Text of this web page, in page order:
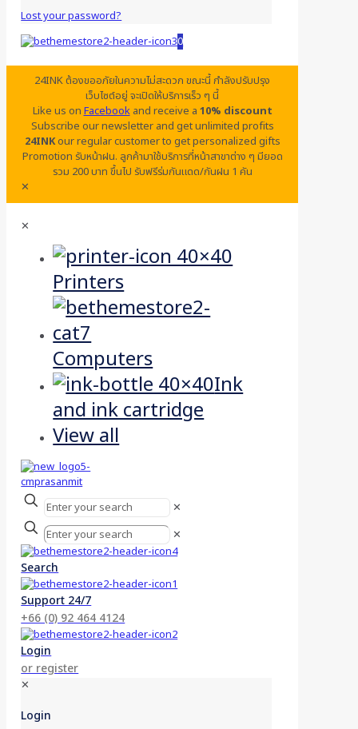
Lost your password?
0
24INK ต้องขออภัยในความไม่สะดวก ขณะนี้ กำลังปรับปรุง
เว็บไซต์อยู่ จะเปิดให้บริการเร็ว ๆ นี้
Like us onFacebookand receive a 10% discount
Subscribe our newsletter and get unlimited profits
24INKour regular customer to get personalized gifts
Promotion รับหน้าฝน. ลูกค้ามาใช้บริการที่หน้าสาขาต่าง ๆ มียอด
รวม 200 บาท ขึ้นไป รับฟรีร่มกันแดด/กันฝน 1 คัน
✕
✕
Printers
Computers
Ink
and ink cartridge
View all
✕
✕
Search
Support 24/7
+66 (0) 92 464 4124
Login
or register
✕
Login